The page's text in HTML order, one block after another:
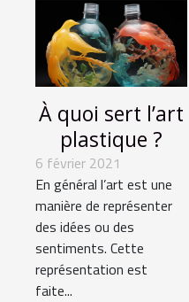
À quoi sert l’art
plastique ?
6 février 2021
En général l’art est une
manière de représenter
des idées ou des
sentiments. Cette
représentation est
faite...